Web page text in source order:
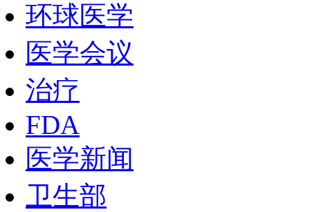
环球医学
医学会议
治疗
FDA
医学新闻
卫生部